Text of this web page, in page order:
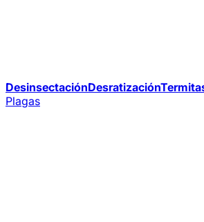
DesinsectaciónDesratización
Plagas